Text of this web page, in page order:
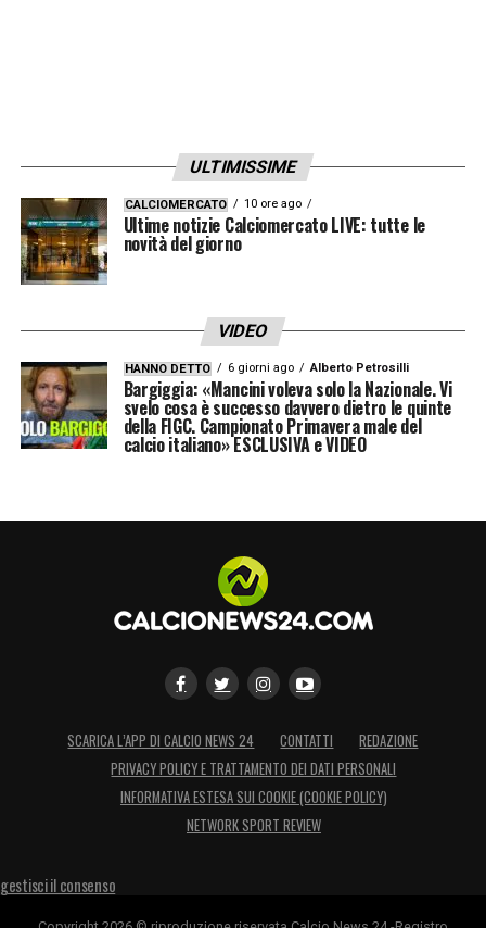
ULTIMISSIME
CALCIOMERCATO 10 ore ago
Ultime notizie Calciomercato LIVE: tutte le
novità del giorno
VIDEO
HANNO DETTO 6 giorni ago Alberto Petrosilli
Bargiggia: «Mancini voleva solo la Nazionale. Vi
svelo cosa è successo davvero dietro le quinte
della FIGC. Campionato Primavera male del
calcio italiano» ESCLUSIVA e VIDEO
SCARICA L’APP DI CALCIO NEWS 24 CONTATTI
REDAZIONE
PRIVACY POLICY E TRATTAMENTO DEI DATI PERSONALI
INFORMATIVA ESTESA SUI COOKIE (COOKIE POLICY)
NETWORK SPORT REVIEW
gestisci il consenso